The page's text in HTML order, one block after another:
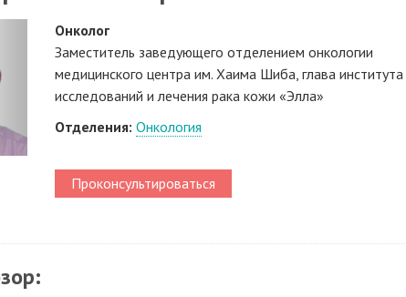
Онколог
Заместитель заведующего отделением онкологии
медицинского центра им. Хаима Шиба, глава института
исследований и лечения рака кожи «Элла»
Отделения: Онкология
Проконсультироваться